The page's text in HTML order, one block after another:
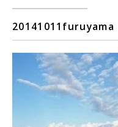
20141011furuyama